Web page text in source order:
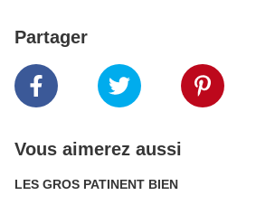
Partager
Vous aimerez aussi
LES GROS PATINENT BIEN